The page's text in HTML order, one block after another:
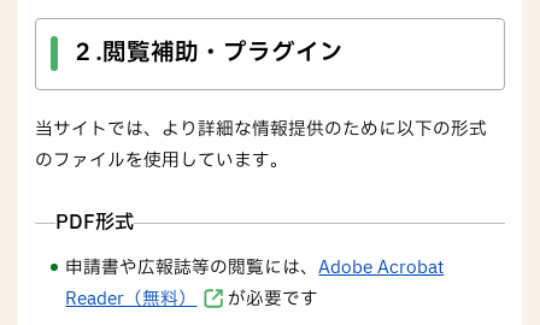
２.閲覧補助・プラグイン
当サイトでは、より詳細な情報提供のために以下の形式
のファイルを使用しています。
PDF形式
申請書や広報誌等の閲覧には、Adobe Acrobat
Reader（無料）
が必要です